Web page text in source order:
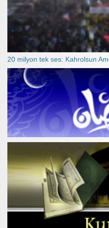
20 milyon tek ses: Kahrolsun